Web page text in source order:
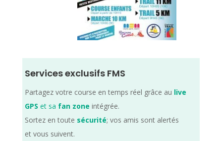
Services exclusifs FMS
Partagez votre course en temps réel grâce au live
GPS et sa fan zone intégrée.
Sortez en toute sécurité; vos amis sont alertés
et vous suivent.